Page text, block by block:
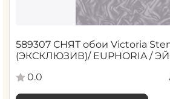
589307 СНЯТ обои Victoria
(ЭКСКЛЮЗИВ)/ EUPHORIA / ЭЙФОРИЯ /
0.0